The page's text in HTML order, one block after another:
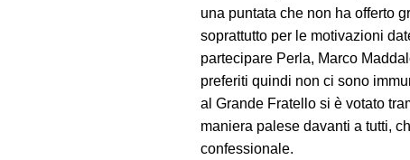
una puntata che non ha offerto
soprattutto per le motivazioni
partecipare Perla, Marco
preferiti quindi non ci sono
al Grande Fratello si è votato
maniera palese davanti a tutti,
confessionale.